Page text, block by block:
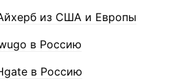
из США и Европы
в Россию
в Россию